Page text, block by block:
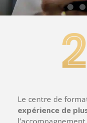
Choisissez
et le meilleur
partenaire
quotidien
gestion de
Le centre de
expérience de